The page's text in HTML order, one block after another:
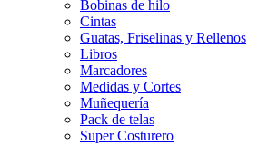
Bobinas de hilo
Cintas
Guatas, Friselinas y Rellenos
Libros
Marcadores
Medidas y Cortes
Muñequería
Pack de telas
Super Costurero